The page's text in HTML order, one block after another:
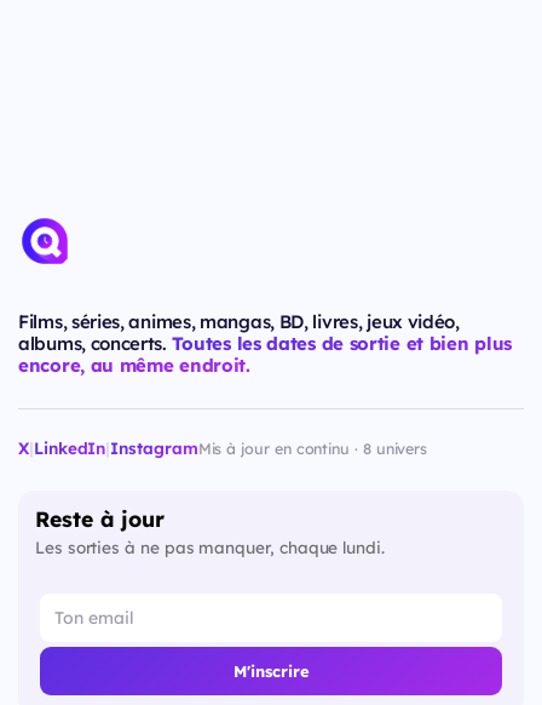
Films, séries, animes, mangas, BD, livres, jeux vidéo,
albums, concerts. Toutes les dates de sortie et bien plus
encore, au même endroit.
X|LinkedIn|InstagramMis à jour en continu · 8 univers
Reste à jour
Les sorties à ne pas manquer, chaque lundi.
M'inscrire